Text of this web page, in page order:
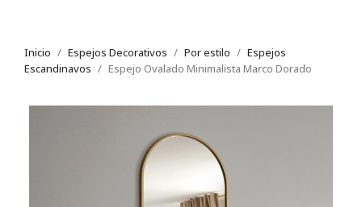
Inicio Espejos Decorativos Por estilo
Espejos
Escandinavos
Espejo Ovalado Minimalista Marco Dorado